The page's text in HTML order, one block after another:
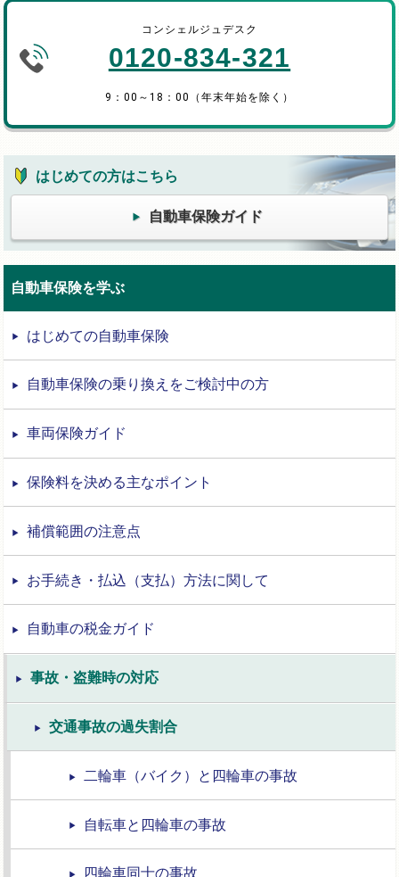
コンシェルジュデスク
0120-834-321
9：00～18：00（年末年始を除く）
はじめての方はこちら
自動車保険ガイド
自動車保険を学ぶ
はじめての自動車保険
自動車保険の乗り換えをご検討中の方
車両保険ガイド
保険料を決める主なポイント
補償範囲の注意点
お手続き・払込（支払）方法に関して
自動車の税金ガイド
事故・盗難時の対応
交通事故の過失割合
二輪車（バイク）と四輪車の事故
自転車と四輪車の事故
四輪車同士の事故